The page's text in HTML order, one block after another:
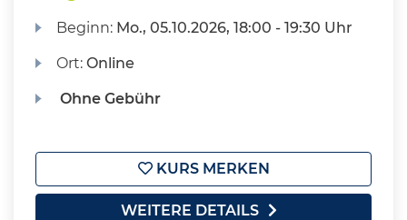
Beginn: Mo., 05.10.2026, 18:00 - 19:30 Uhr
Ort:Online
Ohne Gebühr
KURS MERKEN
WEITERE DETAILS